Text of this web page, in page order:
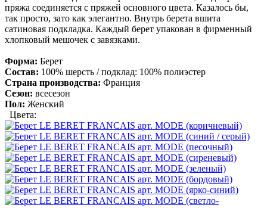
пряжа соединяется с пряжей основного цвета. Казалось бы,
так просто, зато как элегантно. Внутрь берета вшита
сатиновая подкладка. Каждый берет упакован в фирменный
хлопковый мешочек с завязками.
Форма: Берет
Состав: 100% шерсть / подклад: 100% полиэстер
Страна производства: Франция
Сезон: всесезон
Пол: Женский
Цвета: